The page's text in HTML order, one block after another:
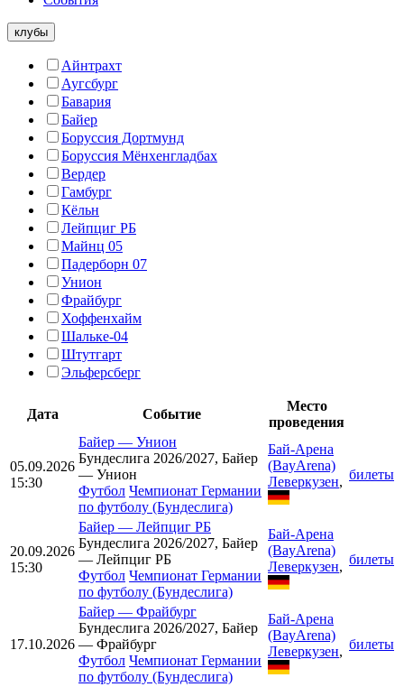
клубы
Айнтрахт
Аугсбург
Бавария
Байер
Боруссия Дортмунд
Боруссия Мёнхенгладбах
Вердер
Гамбург
Кёльн
Лейпциг РБ
Майнц 05
Падерборн 07
Унион
Фрайбург
Хоффенхайм
Шальке-04
Штутгарт
Эльферсберг
Дата Событие
Место
проведения
05.09.2026
15:30
Байер — Унион
Бундеслига 2026/2027, Байер
— Унион
Футбол Чемпионат Германии
по футболу (Бундеслига)
Бай-Арена
(BayArena)
Леверкузен, билеты
20.09.2026
15:30
Байер — Лейпциг РБ
Бундеслига 2026/2027, Байер
— Лейпциг РБ
Футбол Чемпионат Германии
по футболу (Бундеслига)
Бай-Арена
(BayArena)
Леверкузен, билеты
17.10.2026
Байер — Фрайбург
Бундеслига 2026/2027, Байер
— Фрайбург
Футбол Чемпионат Германии
по футболу (Бундеслига)
Бай-Арена
(BayArena)
Леверкузен, билеты